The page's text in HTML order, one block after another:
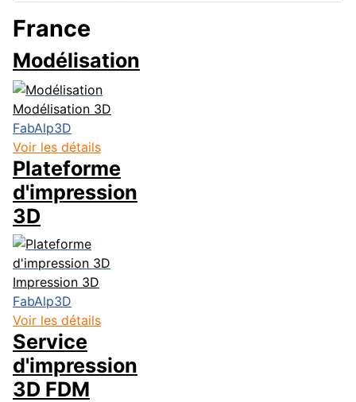
France
Modélisation
Modélisation 3D
FabAlp3D
Voir les détails
Plateforme
d'impression
3D
Impression 3D
FabAlp3D
Voir les détails
Service
d'impression
3D FDM